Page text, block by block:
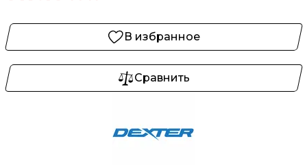
В избранное
Сравнить